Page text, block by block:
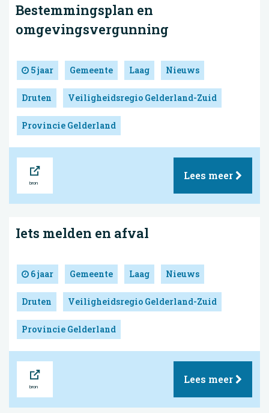
Bestemmingsplan en
omgevingsvergunning
5 jaar Gemeente Laag Nieuws
Druten Veiligheidsregio Gelderland-Zuid
Provincie Gelderland
Lees meer
Iets melden en afval
6 jaar Gemeente Laag Nieuws
Druten Veiligheidsregio Gelderland-Zuid
Provincie Gelderland
Lees meer